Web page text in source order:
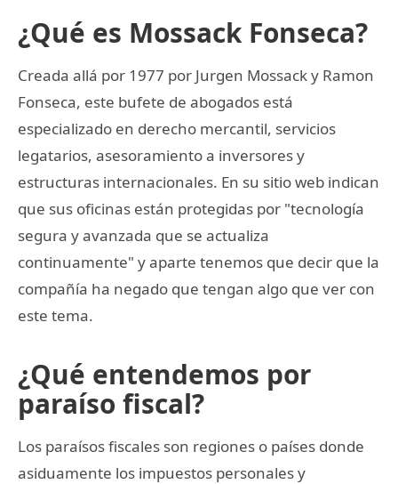
¿Qué es Mossack Fonseca?
Creada allá por 1977 por Jurgen Mossack y Ramon
Fonseca, este bufete de abogados está
especializado en derecho mercantil, servicios
legatarios, asesoramiento a inversores y
estructuras internacionales. En su sitio web indican
que sus oficinas están protegidas por "tecnología
segura y avanzada que se actualiza
continuamente" y aparte tenemos que decir que la
compañía ha negado que tengan algo que ver con
este tema.
¿Qué entendemos por
paraíso fiscal?
Los paraísos fiscales son regiones o países donde
asiduamente los impuestos personales y